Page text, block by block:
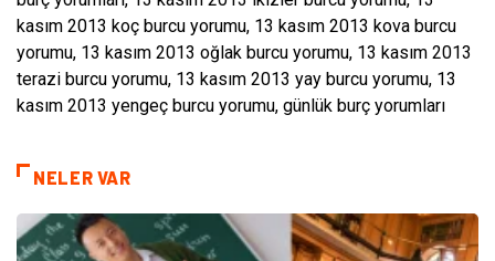
kasım 2013 koç burcu yorumu, 13 kasım 2013 kova burcu
yorumu, 13 kasım 2013 oğlak burcu yorumu, 13 kasım 2013
terazi burcu yorumu, 13 kasım 2013 yay burcu yorumu, 13
kasım 2013 yengeç burcu yorumu, günlük burç yorumları
NELER VAR